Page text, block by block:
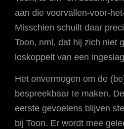
aan die voorvallen-voor-
Misschien schuilt daar
Toon, nml. dat hij zich niet
loskoppelt van een
Het onvermogen om de
bespreekbaar te maken.
eerste gevoelens blijven
bij Toon. Er wordt mee